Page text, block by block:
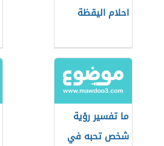
احلام اليقظة
ما تفسير رؤية
شخص تحبه في